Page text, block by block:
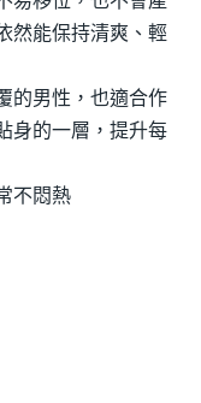
然能保持清爽、輕
的男性，也適合作
身的一層，提升每
不悶熱